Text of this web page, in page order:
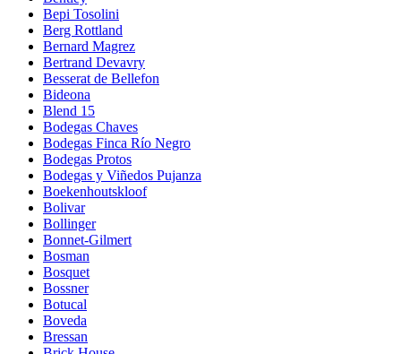
Bepi Tosolini
Berg Rottland
Bernard Magrez
Bertrand Devavry
Besserat de Bellefon
Bideona
Blend 15
Bodegas Chaves
Bodegas Finca Río Negro
Bodegas Protos
Bodegas y Viñedos Pujanza
Boekenhoutskloof
Bolivar
Bollinger
Bonnet-Gilmert
Bosman
Bosquet
Bossner
Botucal
Boveda
Bressan